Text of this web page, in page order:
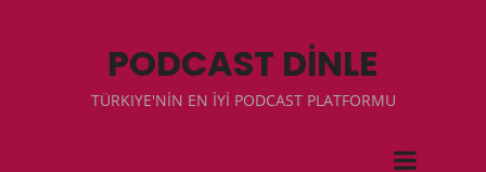
PODCAST DİNLE
TÜRKIYE'NİN EN İYİ PODCAST PLATFORMU